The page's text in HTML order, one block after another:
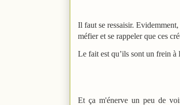
Il faut se ressaisir.
méfier et se rappeler que ces
Le fait est qu’ils sont un frein à
Et ça m'énerve un peu de